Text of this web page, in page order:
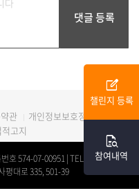
edit_square
챌린지 등록
quick_reference_all
참여내역
관
개인정보보호정책
고지
호 574-07-00951 | TEL. 0507-1312-
평대로 335, 501-39